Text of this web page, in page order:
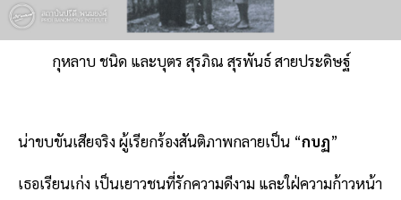
กุหลาบ ชนิด และบุตร สุรภิณ สุรพันธ์ สายประดิษฐ์
น่าขบขันเสียจริง ผู้เรียกร้องสันติภาพกลายเป็น “กบฏ”
เธอเรียนเก่ง เป็นเยาวชนที่รักความดีงาม และใฝ่ความก้าวหน้า